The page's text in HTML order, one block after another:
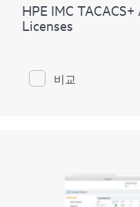
HPE IMC
Licenses
비교